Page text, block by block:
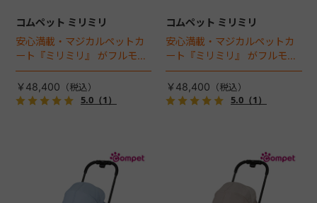
コムペット ミリミリ
安心満載・マジカルペットカ
ート『ミリミリ』 がフルモデ
ルチェンジ。 新機能「マジカ
ルフォールディング」搭載
￥48,400
5.0（1）
コムペット ミリミリ
安心満載・マジカルペットカ
ート『ミリミリ』 がフルモデ
ルチェンジ。 新機能「マジカ
ルフォールディング」搭載
￥48,400
5.0（1）